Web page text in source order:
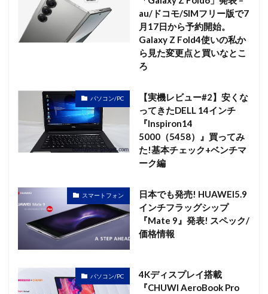
au/ドコモ/SIMフリー版で7
月17日から予約開始。
Galaxy Z Fold4使いの私か
ら見た変更点と買いなとこ
ろ
パソコン/PC
【実機レビュー#2】安くな
ってきたDELL 14インチ
『Inspiron14
5000（5458）』買ってみ
た!基本チェック+ベンチマ
ーク編
スマートフォン
日本でも発売! HUAWEI5.9
インチフラッグシップ
『Mate 9』発表! スペック/
価格情報
パソコン/PC
4Kディスプレイ搭載
『CHUWI AeroBook Pro